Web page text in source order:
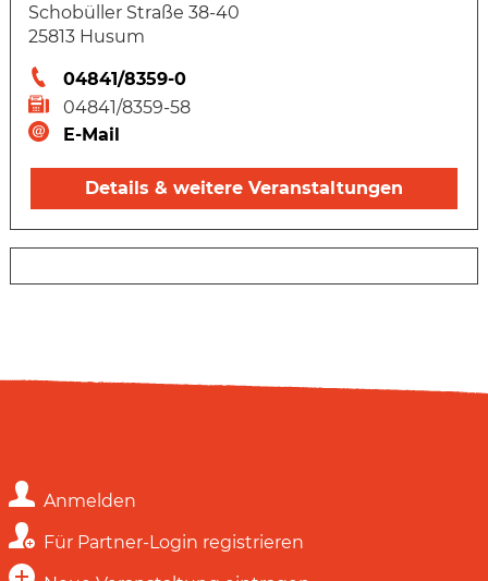
Schobüller Straße 38-40
25813 Husum
04841/8359-0
04841/8359-58
E-Mail
Details & weitere Veranstaltungen
Anmelden
Für Partner-Login registrieren